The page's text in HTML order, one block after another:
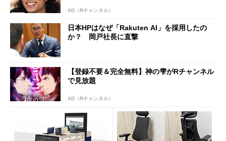
AD（Rチャンネル）
日本HPはなぜ「Rakuten AI」を採用したの
か？ 岡戸社長に直撃
【登録不要＆完全無料】神の雫がRチャンネル
で見放題
AD（Rチャンネル）